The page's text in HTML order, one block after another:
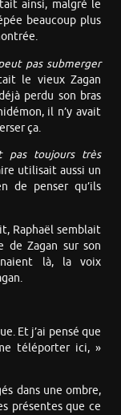
ainsi, malgré le
beaucoup plus
pas submerger
le vieux Zagan
perdu son bras
il n’y avait
ça.
pas toujours très
utilisait aussi un
de penser qu’ils
Raphaël semblait
de Zagan sur son
là, la voix
Et j’ai pensé que
téléporter ici, »
dans une ombre,
présentes que ce